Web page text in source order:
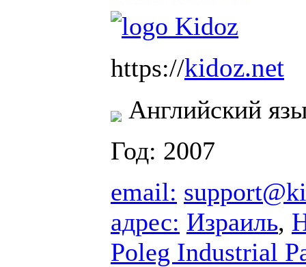
https://kidoz.net
Английский
Год: 2007
email:
адрес: Израиль,
Poleg Industrial